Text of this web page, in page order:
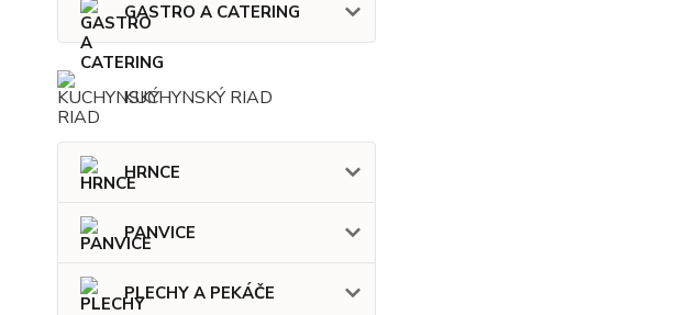
GASTRO A CATERING
KUCHYNSKÝ RIAD
HRNCE
PANVICE
PLECHY A PEKÁČE